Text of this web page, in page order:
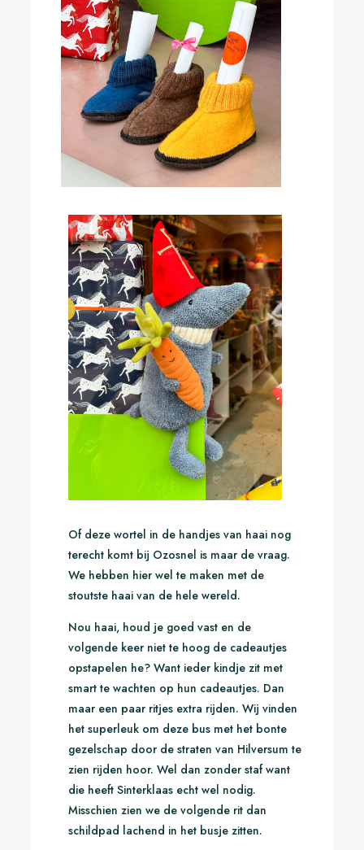
Of deze wortel in de handjes van haai nog
terecht komt bij Ozosnel is maar de vraag.
We hebben hier wel te maken met de
stoutste haai van de hele wereld.
Nou haai, houd je goed vast en de
volgende keer niet te hoog de cadeautjes
opstapelen he? Want ieder kindje zit met
smart te wachten op hun cadeautjes. Dan
maar een paar ritjes extra rijden. Wij vinden
het superleuk om deze bus met het bonte
gezelschap door de straten van Hilversum te
zien rijden hoor. Wel dan zonder staf want
die heeft Sinterklaas echt wel nodig.
Misschien zien we de volgende rit dan
schildpad lachend in het busje zitten.